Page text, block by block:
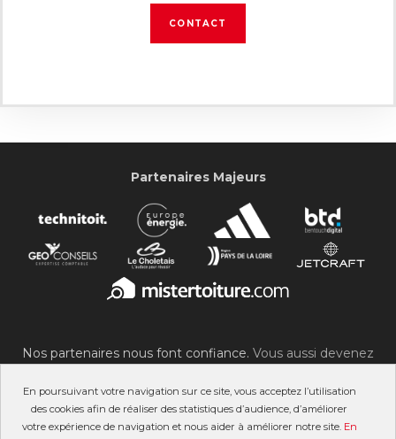
En poursuivant votre navigation sur ce site, vous acceptez l’utilisation
des cookies afin de réaliser des statistiques d’audience, d’améliorer
votre expérience de navigation et nous aider à améliorer notre site. En
CONTACT
Partenaires Majeurs
Nos partenaires nous font confiance. Vous aussi devenez